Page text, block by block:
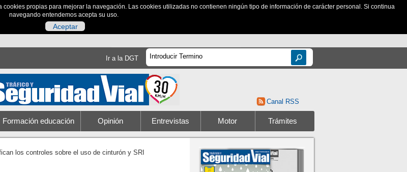
propias para mejorar la navegación. Las cookies utilizadas no contienen ningún tipo de información de carácter personal. Si continua
navegando entendemos acepta su uso.
Aceptar
Ir a la DGT
Canal RSS
Formación educación Opinión Entrevistas Motor Trámites
los controles sobre el uso de cinturón y SRI